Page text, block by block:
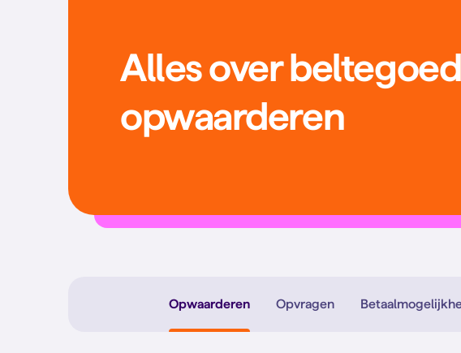
Alles over
opwaarderen
Opwaarderen Opvragen